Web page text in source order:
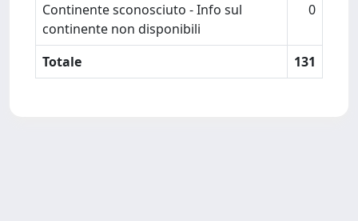
Continente sconosciuto - Info sul
continente non disponibili
0
Totale 131